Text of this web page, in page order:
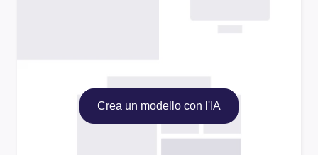
Crea un modello con l'IA